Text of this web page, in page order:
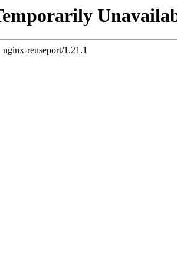
nginx-reuseport/1.21.1